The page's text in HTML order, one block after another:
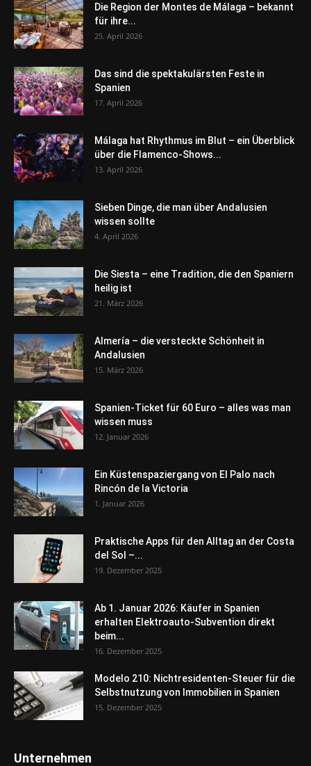
Die Region der Montes de Málaga – bekannt
für ihre...
25. April 2026
Das sind die spektakulärsten Feste in
Spanien
17. April 2026
Málaga hat Rhythmus im Blut – ein Überblick
über die Flamenco-Shows...
13. April 2026
Sieben Dinge, die man über Andalusien
wissen sollte
4. April 2026
Die Siesta – eine Tradition, die den Spaniern
heilig ist
21. März 2026
Almería – die versteckte Schönheit in
Andalusien
15. März 2026
Spanien-Ticket für 60 Euro – alles was man
wissen muss
12. Januar 2026
Ein Küstenspaziergang von El Palo nach
Rincón de la Victoria
1. Januar 2026
Praktische Apps für den Alltag an der Costa
del Sol –...
19. Dezember 2025
Ab 1. Januar 2026: Käufer in Spanien
erhalten Elektroauto-Subvention direkt
beim...
16. Dezember 2025
Modelo 210: Nichtresidenten-Steuer für die
Selbstnutzung von Immobilien in Spanien
15. Dezember 2025
Unternehmen